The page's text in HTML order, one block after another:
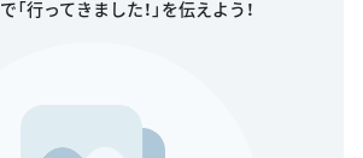
「行ってきました！」を伝えよう！